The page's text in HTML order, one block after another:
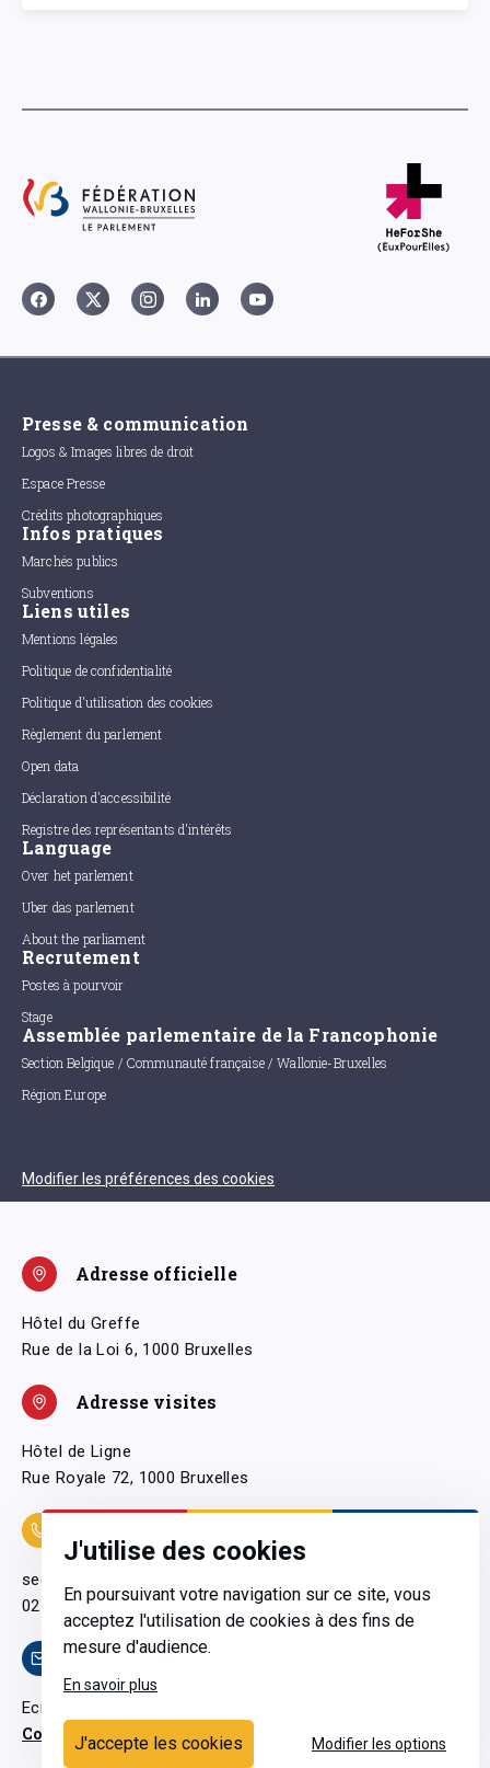
J'utilise des cookies
En poursuivant votre navigation sur ce site, vous
acceptez l'utilisation de cookies à des fins de
mesure d'audience.
En savoir plus
J'accepte les cookies Modifier les options
Presse & communication
Logos & Images libres de droit
Espace Presse
Crédits photographiques
Infos pratiques
Marchés publics
Subventions
Liens utiles
Mentions légales
Politique de confidentialité
Politique d'utilisation des cookies
Règlement du parlement
Open data
Déclaration d'accessibilité
Registre des représentants d'intérêts
Language
Over het parlement
Uber das parlement
About the parliament
Recrutement
Postes à pourvoir
Stage
Assemblée parlementaire de la Francophonie
Section Belgique / Communauté française / Wallonie-Bruxelles
Région Europe
Modifier les préférences des cookies
Adresse officielle
Hôtel du Greffe
Rue de la Loi 6, 1000 Bruxelles
Adresse visites
Hôtel de Ligne
Rue Royale 72, 1000 Bruxelles
secretariatgeneral@pfwb.be
02 506 38 11
Contact
Ecrivez-nous
Contactez-nous